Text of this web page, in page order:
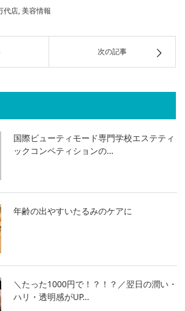
代店,美容情報
次の記事
国際ビューティモード専門学校エステティ
ックコンペティションの…
年齢の出やすいたるみのケアに
＼たった1000円で！？！？／翌日の潤い・
ハリ・透明感がUP…